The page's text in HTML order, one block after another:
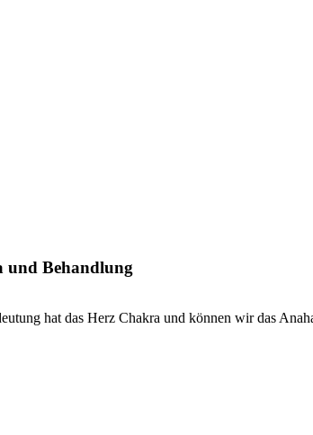
und Behandlung
hat das Herz Chakra und können wir das